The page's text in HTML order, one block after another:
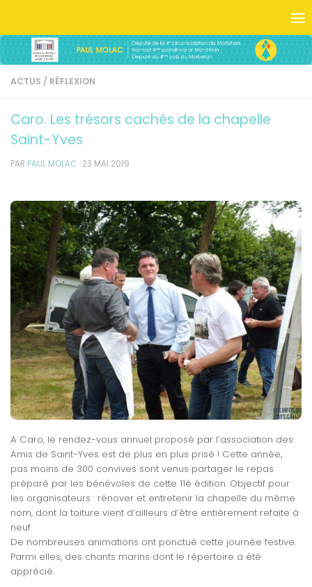
ACTUS / RÉFLEXION
Caro. Les trésors cachés de la chapelle
Saint-Yves
PAR PAUL MOLAC · 23 MAI 2019
A Caro, le rendez-vous annuel proposé par l’association des
Amis de Saint-Yves est de plus en plus prisé ! Cette année,
pas moins de 300 convives sont venus partager le repas
préparé par les bénévoles de cette 11é édition. Objectif pour
les organisateurs : rénover et entretenir la chapelle du même
nom, dont la toiture vient d’ailleurs d’être entièrement refaite à
neuf.
De nombreuses animations ont ponctué cette journée festive.
Parmi elles, des chants marins dont le répertoire a été
apprécié.